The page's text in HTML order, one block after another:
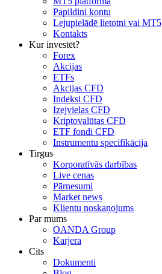
Papildini kontu
Lejupielādē lietotni vai MT5
Kontakts
Kur investēt?
Forex
Akcijas
ETFs
Akcijas CFD
Indeksi CFD
Izejvielas CFD
Kriptovalūtas CFD
ETF fondi CFD
Instrumentu specifikācija
Tirgus
Korporatīvās darbības
Live cenas
Pārnesumi
Market news
Klientu noskaņojums
Par mums
OANDA Group
Karjera
Cits
Dokumenti